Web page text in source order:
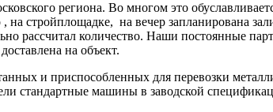
региона. Во многом это
стройплощадке, на вечер запланирована
рассчитал количество. Наши
на объект.
и приспособленных для перевозки
стандартные машины в заводской